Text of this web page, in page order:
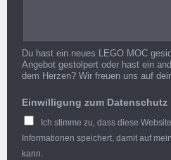
Du hast ein neues LEGO MOC
Angebot gestolpert oder hast ein
dem Herzen? Wir freuen uns auf
Einwilligung zum Datenschutz
Ich stimme zu, dass diese
Informationen speichert, damit auf
kann.